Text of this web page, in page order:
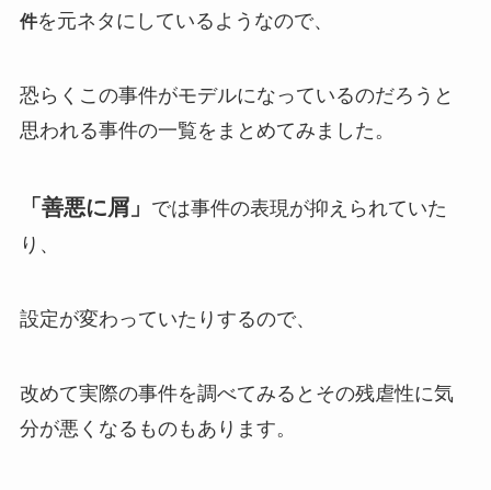
件を元ネタにしているようなので、
恐らくこの事件がモデルになっているのだろうと
思われる事件の一覧をまとめてみました。
「善悪に屑」 では事件の表現が抑えられていた
り、
設定が変わっていたりするので、
改めて実際の事件を調べてみるとその残虐性に気
分が悪くなるものもあります。